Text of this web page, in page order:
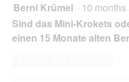
Berni Krümel · 10 months
Sind das Mini-Krokets
einen 15 Monate alten